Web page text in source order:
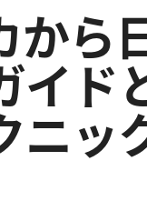
から
イド
ニッ